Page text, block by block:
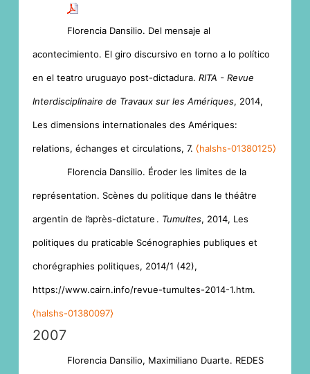
Florencia Dansilio. Del mensaje al
acontecimiento. El giro discursivo en torno a lo político
en el teatro uruguayo post-dictadura. RITA - Revue
Interdisciplinaire de Travaux sur les Amériques, 2014,
Les dimensions internationales des Amériques:
relations, échanges et circulations, 7. ⟨halshs-01380125⟩
Florencia Dansilio. Éroder les limites de la
représentation. Scènes du politique dans le théâtre
argentin de l’après-dictature . Tumultes, 2014, Les
politiques du praticable Scénographies publiques et
chorégraphies politiques, 2014/1 (42),
https://www.cairn.info/revue-tumultes-2014-1.htm.
⟨halshs-01380097⟩
2007
Florencia Dansilio, Maximiliano Duarte. REDES